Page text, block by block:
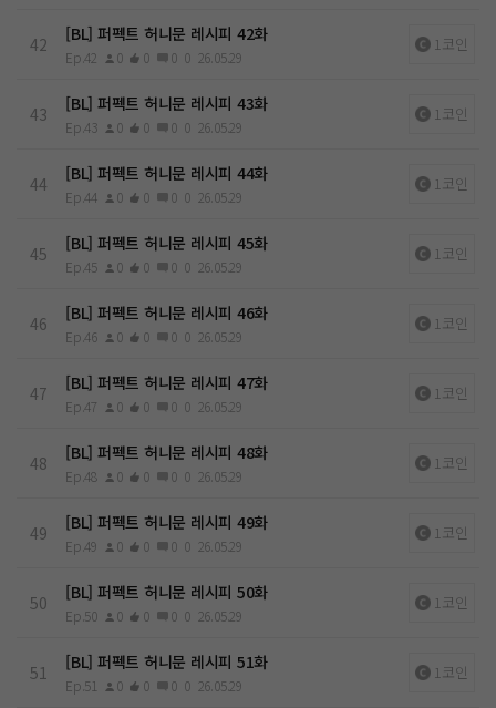
42 [BL] 퍼펙트 허니문 레시피 42화
Ep.42 0 0 0 0 26.05.29
1코인
43 [BL] 퍼펙트 허니문 레시피 43화
Ep.43 0 0 0 0 26.05.29
1코인
44 [BL] 퍼펙트 허니문 레시피 44화
Ep.44 0 0 0 0 26.05.29
1코인
45 [BL] 퍼펙트 허니문 레시피 45화
Ep.45 0 0 0 0 26.05.29
1코인
46 [BL] 퍼펙트 허니문 레시피 46화
Ep.46 0 0 0 0 26.05.29
1코인
47 [BL] 퍼펙트 허니문 레시피 47화
Ep.47 0 0 0 0 26.05.29
1코인
48 [BL] 퍼펙트 허니문 레시피 48화
Ep.48 0 0 0 0 26.05.29
1코인
49 [BL] 퍼펙트 허니문 레시피 49화
Ep.49 0 0 0 0 26.05.29
1코인
50 [BL] 퍼펙트 허니문 레시피 50화
Ep.50 0 0 0 0 26.05.29
1코인
51 [BL] 퍼펙트 허니문 레시피 51화
Ep.51 0 0 0 0 26.05.29
1코인